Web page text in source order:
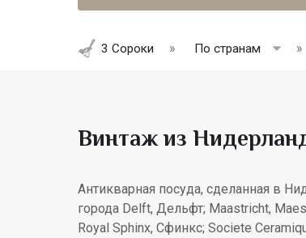
3 Сороки По странам
Винтаж из
Антикварная посуда, сделанная в
города Delft, Дельфт; Maastricht,
Royal Sphinx, Сфинкс; Societe